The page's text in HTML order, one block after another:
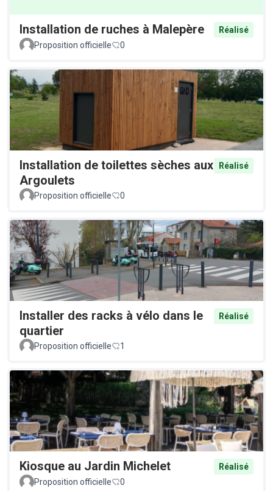
Installation de ruches à Malepère
Réalisé
Proposition officielle
0
Installation de toilettes sèches aux
Argoulets
Réalisé
Proposition officielle 0
Installer des racks à vélo dans le
quartier
Réalisé
Proposition officielle 1
Kiosque au Jardin Michelet
Réalisé
Proposition officielle
0